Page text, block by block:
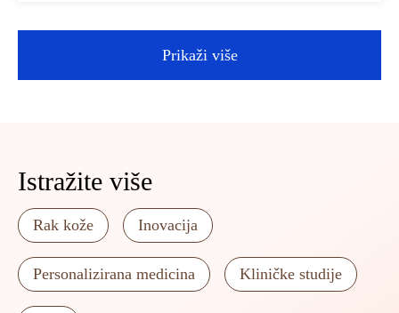
Prikaži više
Istražite više
Rak kože Inovacija
Personalizirana medicina Kliničke studije